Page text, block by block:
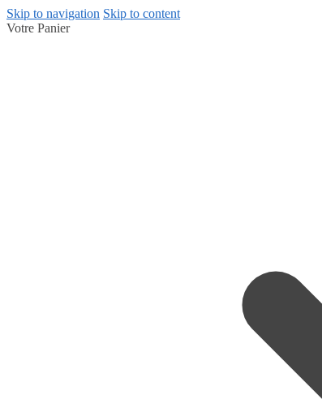
Skip to navigation Skip to content
Votre Panier